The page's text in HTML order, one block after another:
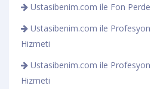
Ustasibenim.com ile Fon
Ustasibenim.com ile
Hizmeti
Ustasibenim.com ile
Hizmeti